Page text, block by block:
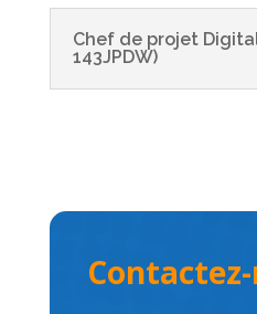
Chef de projet
143JPDW)